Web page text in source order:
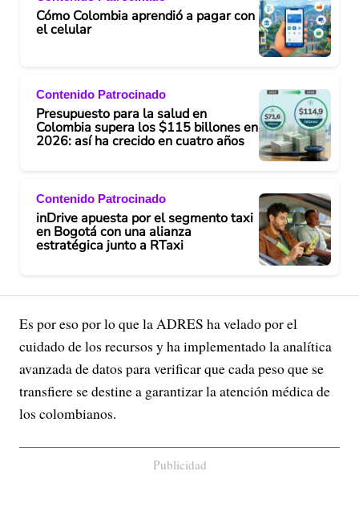
Cómo Colombia aprendió a pagar con
el celular
Contenido Patrocinado
Presupuesto para la salud en
Colombia supera los $115 billones en
2026: así ha crecido en cuatro años
Contenido Patrocinado
inDrive apuesta por el segmento taxi
en Bogotá con una alianza
estratégica junto a RTaxi
Es por eso por lo que la ADRES ha velado por el
cuidado de los recursos y ha implementado la analítica
avanzada de datos para verificar que cada peso que se
transfiere se destine a garantizar la atención médica de
los colombianos.
Publicidad